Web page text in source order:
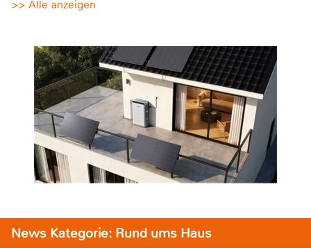
>> Alle anzeigen
News Kategorie: Rund ums Haus